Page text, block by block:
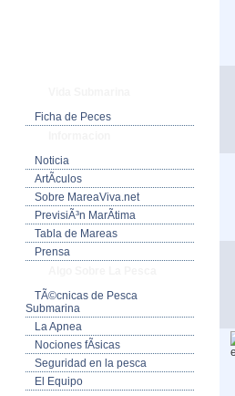
Ficha de Peces
Noticia
ArtÃ­culos
Sobre MareaViva.net
PrevisiÃ³n MarÃ­tima
Tabla de Mareas
Prensa
TÃ©cnicas de Pesca
Submarina
La Apnea
Nociones fÃ­sicas
Seguridad en la pesca
El Equipo